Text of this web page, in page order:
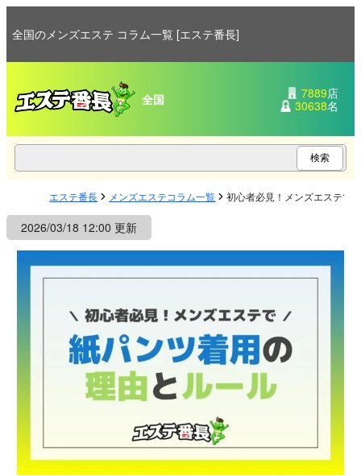
全国のメンズエステ コラム一覧 [エステ番長]
全国 7889店
30638名
エステ番長 メンズエステコラム一覧 初心者必見！メンズエステで
2026/03/18 12:00 更新